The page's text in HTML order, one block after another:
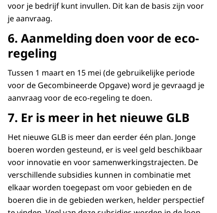
voor je bedrijf kunt invullen. Dit kan de basis zijn voor
je aanvraag.
6. Aanmelding doen voor de eco-
regeling
Tussen 1 maart en 15 mei (de gebruikelijke periode
voor de Gecombineerde Opgave) word je gevraagd je
aanvraag voor de eco-regeling te doen.
7. Er is meer in het nieuwe GLB
Het nieuwe GLB is meer dan eerder één plan. Jonge
boeren worden gesteund, er is veel geld beschikbaar
voor innovatie en voor samenwerkingstrajecten. De
verschillende subsidies kunnen in combinatie met
elkaar worden toegepast om voor gebieden en de
boeren die in de gebieden werken, helder perspectief